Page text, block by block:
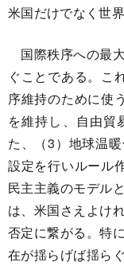
米国だけでなく世
国際秩序への最
ぐことである。こ
序維持のために使
を維持し、自由貿
た、（3）地球温
設定を行いルール
民主主義のモデル
は、米国さえよけ
否定に繋がる。特
在が揺らげば揺ら